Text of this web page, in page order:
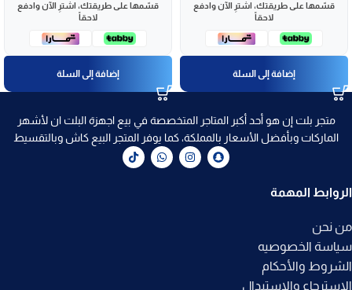
قسّمها على طريقتك، اشترِ الآن وادفع
لاحقاً
إضافة إلى السلة
قسّمها على طريقتك، اشترِ الآن وادفع
لاحقاً
إضافة إلى السلة
متجر بلت إن هو أحد أكبر المتاجر المتخصصة في بيع اجهزة البلت ان لأشهر
الماركات وبأفضل الأسعار بالمملكة، كما يوفر المتجر البيع كاش وبالتقسيط
الروابط المهمة
من نحن
سياسة الخصوصيه
الشروط والأحكام
الاسترجاع والاستبدال